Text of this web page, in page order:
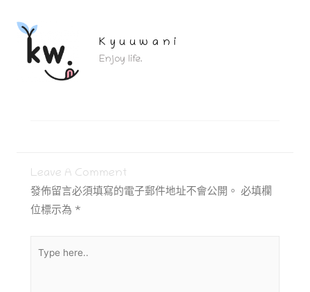
Kyuuwani
Enjoy life.
Leave A Comment
發佈留言必須填寫的電子郵件地址不會公開。 必填欄
位標示為 *